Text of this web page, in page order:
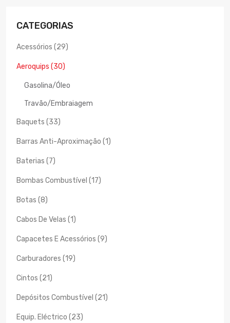
CATEGORIAS
Acessórios (29)
Aeroquips (30)
Gasolina/Óleo
Travão/Embraiagem
Baquets (33)
Barras Anti-Aproximação (1)
Baterias (7)
Bombas Combustível (17)
Botas (8)
Cabos De Velas (1)
Capacetes E Acessórios (9)
Carburadores (19)
Cintos (21)
Depósitos Combustível (21)
Equip. Eléctrico (23)